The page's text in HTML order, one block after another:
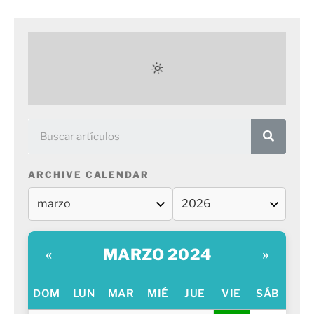
ARCHIVE CALENDAR
« MARZO 2024 »
DOM LUN MAR MIÉ JUE VIE SÁB